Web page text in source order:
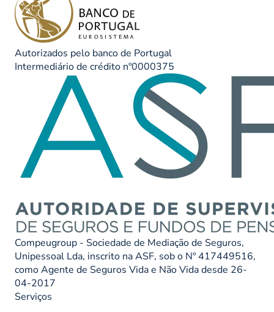
Autorizados pelo banco de Portugal
Intermediário de crédito nº0000375
Compeugroup - Sociedade de Mediação de Seguros,
Unipessoal Lda, inscrito na ASF, sob o Nº 417449516,
como Agente de Seguros Vida e Não Vida desde 26-
04-2017
Serviços